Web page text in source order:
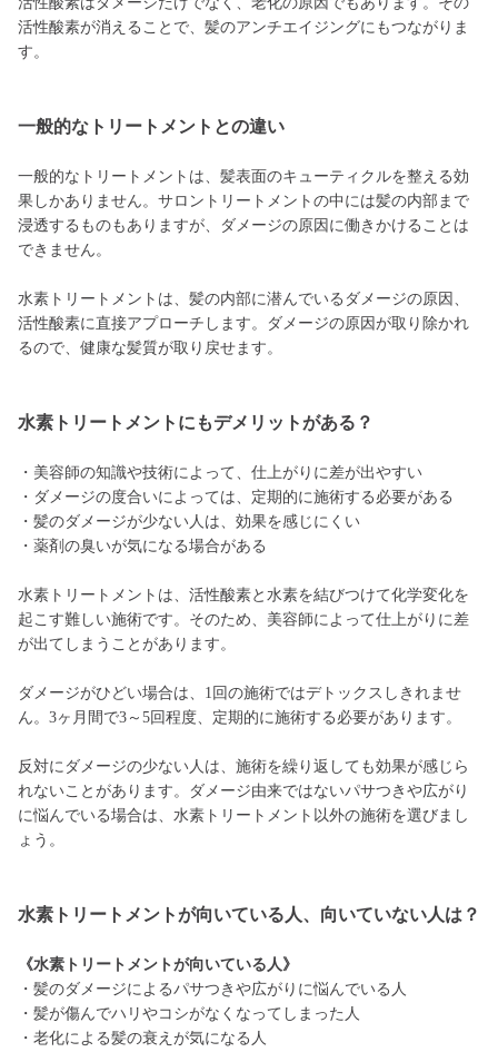
活性酸素が消えることで、髪のアンチエイジングにもつながりま
す。
一般的なトリートメントとの違い
一般的なトリートメントは、髪表面のキューティクルを整える効
果しかありません。サロントリートメントの中には髪の内部まで
浸透するものもありますが、ダメージの原因に働きかけることは
できません。
水素トリートメントは、髪の内部に潜んでいるダメージの原因、
活性酸素に直接アプローチします。ダメージの原因が取り除かれ
るので、健康な髪質が取り戻せます。
水素トリートメントにもデメリットがある？
・美容師の知識や技術によって、仕上がりに差が出やすい
・ダメージの度合いによっては、定期的に施術する必要がある
・髪のダメージが少ない人は、効果を感じにくい
・薬剤の臭いが気になる場合がある
水素トリートメントは、活性酸素と水素を結びつけて化学変化を
起こす難しい施術です。そのため、美容師によって仕上がりに差
が出てしまうことがあります。
ダメージがひどい場合は、1回の施術ではデトックスしきれませ
ん。3ヶ月間で3～5回程度、定期的に施術する必要があります。
反対にダメージの少ない人は、施術を繰り返しても効果が感じら
れないことがあります。ダメージ由来ではないパサつきや広がり
に悩んでいる場合は、水素トリートメント以外の施術を選びまし
ょう。
水素トリートメントが向いている人、向いていない人は？
《水素トリートメントが向いている人》
・髪のダメージによるパサつきや広がりに悩んでいる人
・髪が傷んでハリやコシがなくなってしまった人
・老化による髪の衰えが気になる人